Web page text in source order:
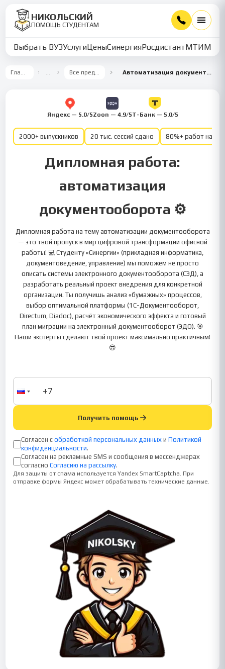
НИКОЛЬСКИЙ
ПОМОЩЬ СТУДЕНТАМ
Выбрать ВУЗУслугиЦеныСинергияРосдистантМТИММУ
Главная … Все предметы Автоматизация документооборота
Яндекс — 5.0/5Zoon — 4.9/5Т-Банк — 5.0/5
2000+ выпускников 20 тыс. сессий сдано 80%+ работ на
Дипломная работа:
автоматизация
документооборота ⚙️
Дипломная работа на тему автоматизации документооборота
— это твой пропуск в мир цифровой трансформации офисной
работы! 💻 Студенту «Синергии» (прикладная информатика,
документоведение, управление) мы поможем не просто
описать системы электронного документооборота (СЭД), а
разработать реальный проект внедрения для конкретной
организации. Ты получишь анализ «бумажных» процессов,
выбор оптимальной платформы (1С-Документооборот,
Directum, Diadoc), расчёт экономического эффекта и готовый
план миграции на электронный документооборот (ЭДО). 🎯
Наши эксперты сделают твой проект максимально практичным!
😎
Получить помощь
Согласен с обработкой персональных данных и Политикой
конфиденциальности.
Согласен на рекламные SMS и сообщения в мессенджерах
согласно Согласию на рассылку.
Для защиты от спама используется Yandex SmartCaptcha. При
отправке формы Яндекс может обрабатывать технические данные.